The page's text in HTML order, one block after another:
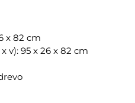
x 82 cm
v): 95 x 26 x 82 cm